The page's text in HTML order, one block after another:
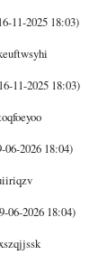
11-2025 18:03)
11-2025 18:03)
2026 18:04)
06-2026 18:04)